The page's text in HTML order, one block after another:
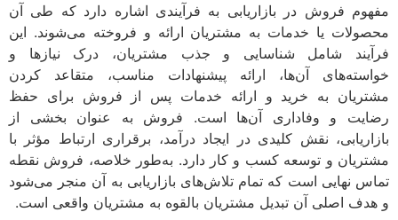
مفهوم فروش در بازاریابی به فرآیندی اشاره دارد که طی آن
محصولات یا خدمات به مشتریان ارائه و فروخته می‌شوند. این
فرآیند شامل شناسایی و جذب مشتریان، درک نیازها و
خواسته‌های آن‌ها، ارائه پیشنهادات مناسب، متقاعد کردن
مشتریان به خرید و ارائه خدمات پس از فروش برای حفظ
رضایت و وفاداری آن‌ها است. فروش به عنوان بخشی از
بازاریابی، نقش کلیدی در ایجاد درآمد، برقراری ارتباط مؤثر با
مشتریان و توسعه کسب و کار دارد. به‌طور خلاصه، فروش نقطه
تماس نهایی است که تمام تلاش‌های بازاریابی به آن منجر می‌شود
و هدف اصلی آن تبدیل مشتریان بالقوه به مشتریان واقعی است.